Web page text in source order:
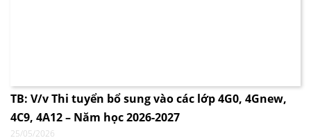
TB: V/v Thi tuyển bổ sung vào các lớp 4G0, 4Gnew,
4C9, 4A12 – Năm học 2026-2027
25/05/2026